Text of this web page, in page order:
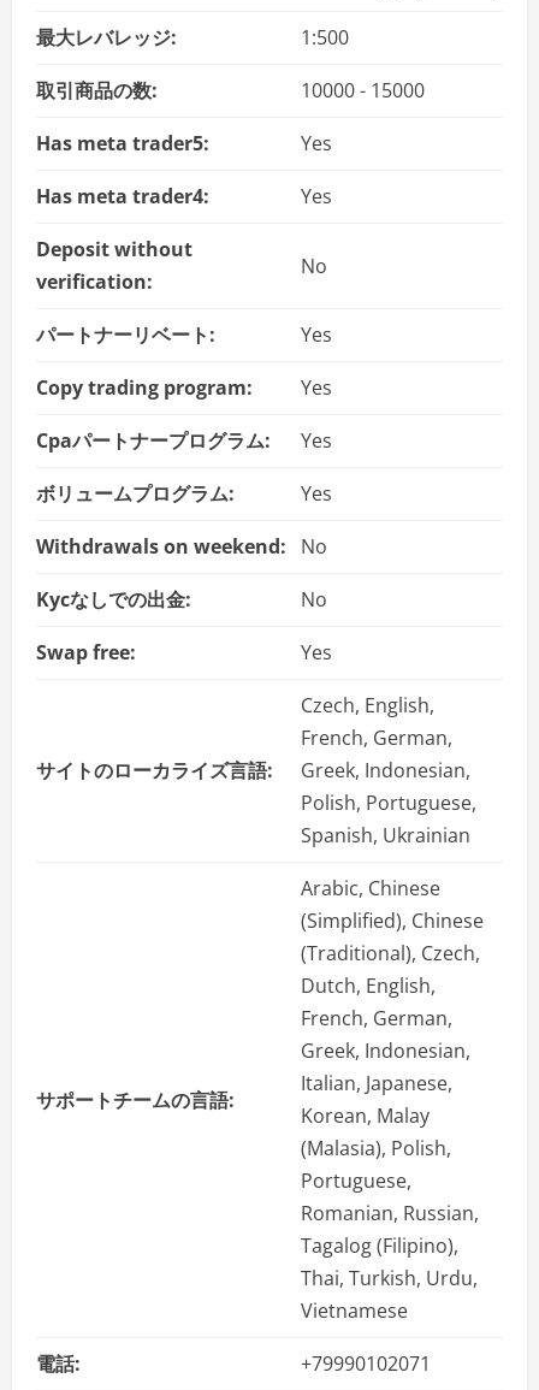
最大レバレッジ:
1:500
取引商品の数:
10000 - 15000
Has meta trader5:
Yes
Has meta trader4:
Yes
Deposit without
verification:
No
パートナーリベート:
Yes
Copy trading program:
Yes
Cpaパートナープログラム:
Yes
ボリュームプログラム:
Yes
Withdrawals on weekend:
No
Kycなしでの出金:
No
Swap free:
Yes
サイトのローカライズ言語:
Czech, English,
French, German,
Greek, Indonesian,
Polish, Portuguese,
Spanish, Ukrainian
サポートチームの言語:
Arabic, Chinese
(Simplified), Chinese
(Traditional), Czech,
Dutch, English,
French, German,
Greek, Indonesian,
Italian, Japanese,
Korean, Malay
(Malasia), Polish,
Portuguese,
Romanian, Russian,
Tagalog (Filipino),
Thai, Turkish, Urdu,
Vietnamese
電話:
+79990102071